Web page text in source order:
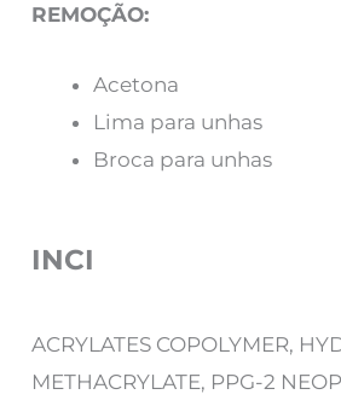
REMOÇÃO:
Acetona
Lima para unhas
Broca para unhas
INCI
ACRYLATES COPOLYMER,
METHACRYLATE, PPG-2